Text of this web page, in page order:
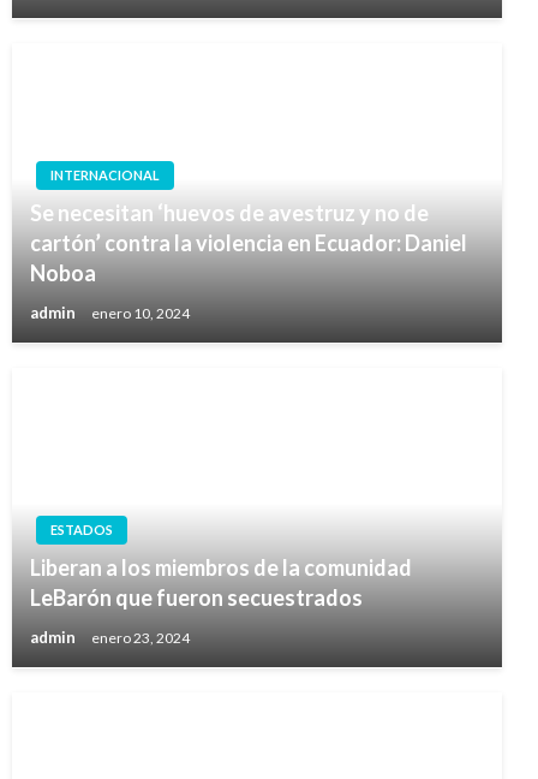
INTERNACIONAL
Se necesitan ‘huevos de avestruz y no de
cartón’ contra la violencia en Ecuador: Daniel
Noboa
admin enero 10, 2024
ESTADOS
Liberan a los miembros de la comunidad
LeBarón que fueron secuestrados
admin enero 23, 2024